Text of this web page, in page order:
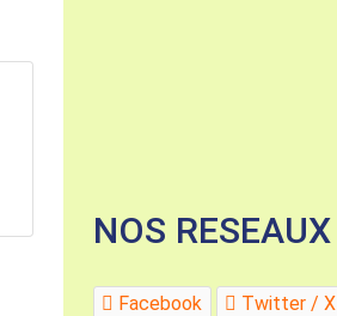
NOS RESEAUX
Facebook Twitter / X